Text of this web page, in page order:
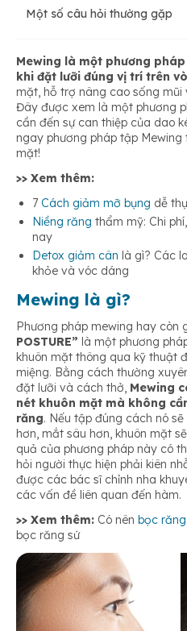
Một số câu hỏi thường gặp
Mewing là một phương
khi đặt lưỡi đúng vị trí trên
mặt, hỗ trợ nâng cao sống
Đây được xem là một phương
cần đến sự can thiệp của dao
ngay phương pháp tập Mewing
mặt!
>> Xem thêm:
7 Cách giảm mỡ bụng dễ
Niềng răng thẩm mỹ: Chi
nay
Detox giảm cân là gì? Các
khỏe và vóc dáng
Mewing là gì?
Phương pháp mewing hay còn
POSTURE” là một phương
khuôn mặt thông qua kỹ thuật
miệng. Bằng cách thường
đặt lưỡi và cách thở, Mewing
nét khuôn mặt mà không
răng. Nếu tập đúng cách nó
hơn, mắt sâu hơn, khuôn mặt
quả của phương pháp này có
hỏi người thực hiện phải kiên
được các bác sĩ chỉnh nha
các vấn đề liên quan đến hàm.
>> Xem thêm: Có nên bọc
bọc răng sứ